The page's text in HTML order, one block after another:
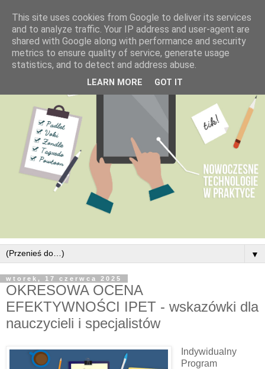
▼
wtorek, 17 czerwca 2025
OKRESOWA OCENA
EFEKTYWNOŚCI IPET - wskazówki dla
nauczycieli i specjalistów
Indywidualny
Program
This site uses cookies from Google to deliver its services
and to analyze traffic. Your IP address and user-agent are
shared with Google along with performance and security
metrics to ensure quality of service, generate usage
statistics, and to detect and address abuse.
LEARN MORE GOT IT